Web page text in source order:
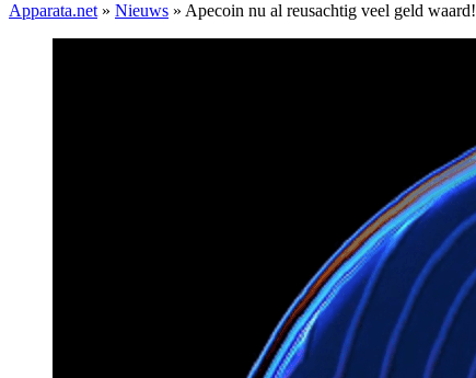
Apparata.net » Nieuws » Apecoin nu al reusachtig veel geld waard!